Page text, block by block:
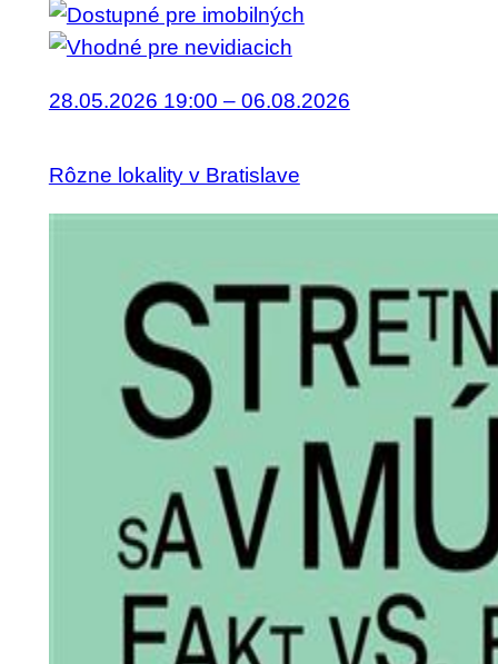
28.05.2026 19:00 – 06.08.2026
Rôzne lokality v Bratislave